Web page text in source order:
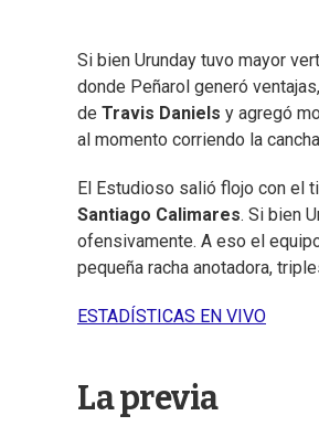
Si bien Urunday tuvo mayor
donde Peñarol generó
de Travis Daniels y agregó
al momento corriendo la
El Estudioso salió flojo con el
Santiago Calimares. Si bien
ofensivamente. A eso el
pequeña racha anotadora,
ESTADÍSTICAS EN VIVO
La previa